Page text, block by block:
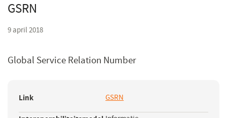
GSRN
9 april 2018
Global Service Relation Number
Link GSRN
in